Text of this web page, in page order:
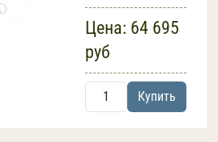
Цена: 64 695
руб
Купить